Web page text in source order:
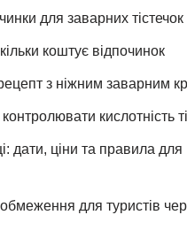
для заварних тістечок
коштує відпочинок
з ніжним заварним
кислотність
дати, ціни та правила для
для туристів